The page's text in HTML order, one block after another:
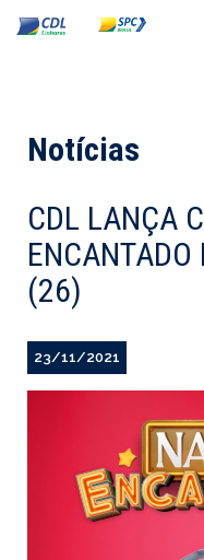
Notícias
CDL LANÇA
ENCANTADO
(26)
23/11/2021